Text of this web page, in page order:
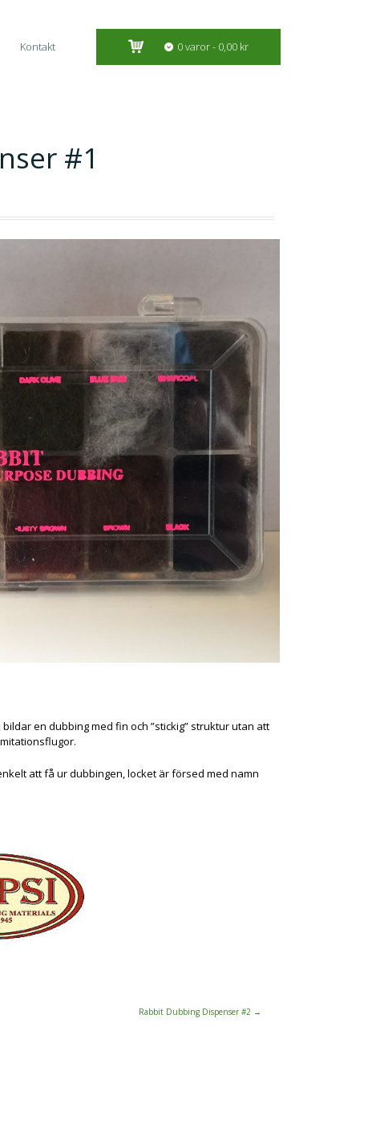
Kontakt 0 varor 0,00 kr
#1
en dubbing med fin och ”stickig” struktur utan att
att få ur dubbingen, locket är försed med namn
Rabbit Dubbing Dispenser #2 →